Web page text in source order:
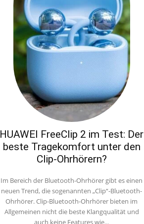
HUAWEI FreeClip 2 im Test: Der
beste Tragekomfort unter den
Clip-Ohrhörern?
Im Bereich der Bluetooth-Ohrhörer gibt es einen
neuen Trend, die sogenannten „Clip“-Bluetooth-
Ohrhörer. Clip-Bluetooth-Ohrhörer bieten im
Allgemeinen nicht die beste Klangqualität und
auch keine Features wie...